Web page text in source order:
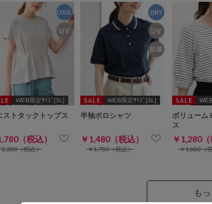
WEB限定ｻｲｽﾞ[3L]
ストタックトップス
（税込）
2,280（税込）
WEB限定ｻｲｽﾞ[3L]
半袖ポロシャツ
￥1,480（税込）
￥1,780（税込）
ボリューム
ス
￥1,280（
￥1,680（
も